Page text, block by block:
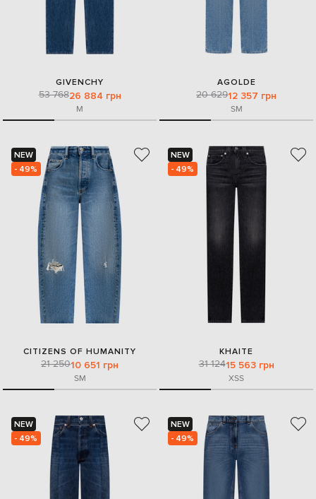
GIVENCHY
53 76826 884 грн
M
AGOLDE
20 62912 357 грн
SM
NEW
- 49%
CITIZENS OF HUMANITY
21 25010 651 грн
SM
NEW
- 49%
KHAITE
31 12415 563 грн
XSS
NEW
- 49%
NEW
- 49%